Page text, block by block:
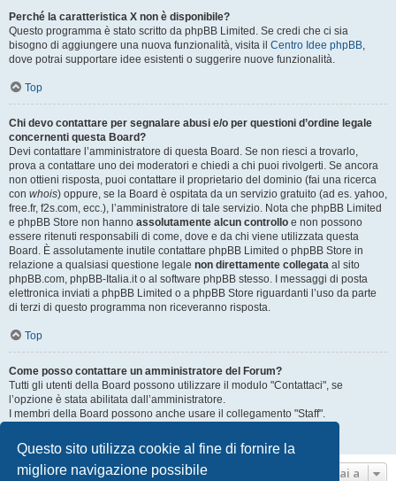
Questo sito utilizza cookie al fine di fornire la
migliore navigazione possibile
Perché la caratteristica X non è disponibile?
Questo programma è stato scritto da phpBB Limited. Se credi che ci sia
bisogno di aggiungere una nuova funzionalità, visita il Centro Idee phpBB,
dove potrai supportare idee esistenti o suggerire nuove funzionalità.
Top
Chi devo contattare per segnalare abusi e/o per questioni d’ordine legale
concernenti questa Board?
Devi contattare l’amministratore di questa Board. Se non riesci a trovarlo,
prova a contattare uno dei moderatori e chiedi a chi puoi rivolgerti. Se ancora
non ottieni risposta, puoi contattare il proprietario del dominio (fai una ricerca
con whois) oppure, se la Board è ospitata da un servizio gratuito (ad es. yahoo,
free.fr, f2s.com, ecc.), l’amministratore di tale servizio. Nota che phpBB Limited
e phpBB Store non hanno assolutamente alcun controllo e non possono
essere ritenuti responsabili di come, dove e da chi viene utilizzata questa
Board. È assolutamente inutile contattare phpBB Limited o phpBB Store in
relazione a qualsiasi questione legale non direttamente collegata al sito
phpBB.com, phpBB-Italia.it o al software phpBB stesso. I messaggi di posta
elettronica inviati a phpBB Limited o a phpBB Store riguardanti l’uso da parte
di terzi di questo programma non riceveranno risposta.
Top
Come posso contattare un amministratore del Forum?
Tutti gli utenti della Board possono utilizzare il modulo "Contattaci", se
l’opzione è stata abilitata dall’amministratore.
I membri della Board possono anche usare il collegamento "Staff".
Top
Vai a